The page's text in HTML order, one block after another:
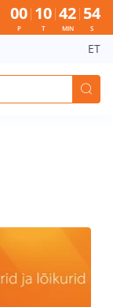
00
P
10
T
42
MIN
53
S
ET